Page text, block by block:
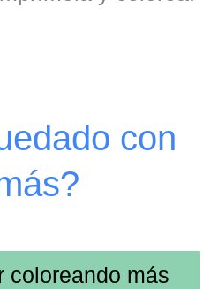
con
coloreando más